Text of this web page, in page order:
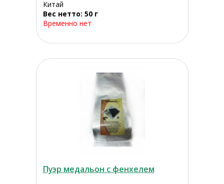
Китай
Вес нетто: 50 г
Временно нет
Пуэр медальон с фенхелем